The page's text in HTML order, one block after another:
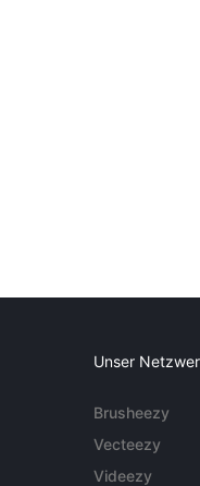
Unser
Brusheezy
Vecteezy
Videezy